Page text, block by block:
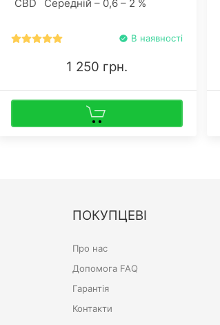
в фазу цвітіння (на 40 день від
CBD Середній – 0,6 – 2 %
В наявності
1 250 грн.
ПОКУПЦЕВІ
Про нас
Допомога FAQ
Гарантія
Контакти